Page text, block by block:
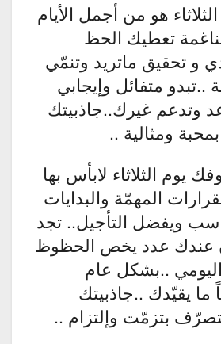
يوم الثلاثاء هو من أجمل الأيام
تعطيك الحظ
و تحقيق ماتريد وتنمّي
..تبدو متفائل وإيجابي
وتدعم غيرك..جاذبيتك
ومثالية ..
ظروفك يوم الثلاثاء لابأس بها
المهمّة والبدايات
ويفضل التأجيل.. تجد
عندك عدد يخص الحظوظ
..بشكل عام
يقيّدك ..جاذبيتك
بتزمّت وإلتزام ..